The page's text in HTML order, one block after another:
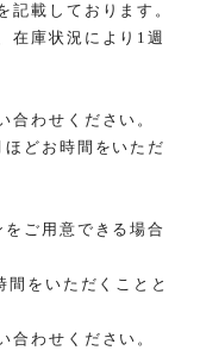
載しております。
在庫状況により1週
わせください。
どお時間をいただ
ご用意できる場合
をいただくことと
合わせください。